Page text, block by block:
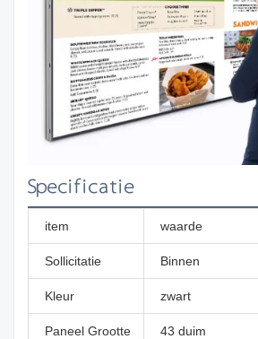
Specificatie
item waarde
Sollicitatie Binnen
Kleur zwart
Paneel Grootte 43 duim